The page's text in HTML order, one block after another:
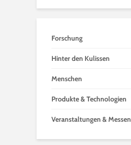
Forschung
Hinter den Kulissen
Menschen
Produkte & Technologien
Veranstaltungen & Messen